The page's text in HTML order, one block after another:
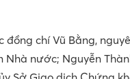
đồng chí Vũ Bằng,
Nhà nước; Nguyễn